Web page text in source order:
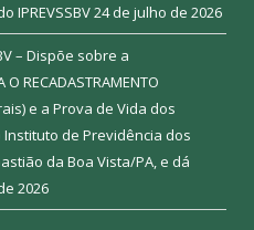
IPREVSSBV24 de julho de 2026
– Dispõe sobre a
O RECADASTRAMENTO
e a Prova de Vida dos
de Previdência dos
da Boa Vista/PA, e dá
2026